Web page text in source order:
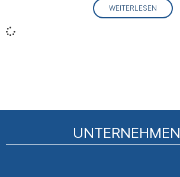
WEITERLESEN
UNTERNEHMEN